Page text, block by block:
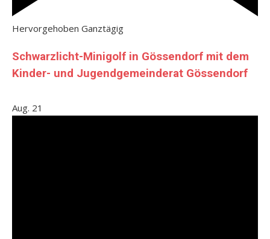
Hervorgehoben Ganztägig
Schwarzlicht-Minigolf in Gössendorf mit dem
Kinder- und Jugendgemeinderat Gössendorf
Aug. 21